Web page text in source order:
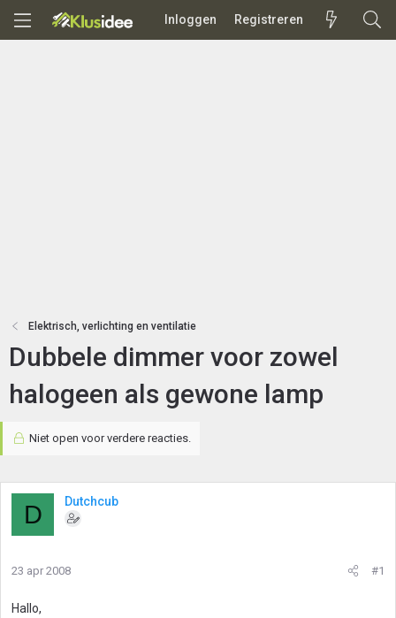
Inloggen Registreren
Elektrisch, verlichting en ventilatie
Dubbele dimmer voor zowel
halogeen als gewone lamp
Niet open voor verdere reacties.
D Dutchcub
23 apr 2008 #1
Hallo,